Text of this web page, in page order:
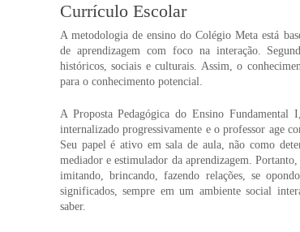
Currículo Escolar
A metodologia de ensino do Colégio Meta está
de aprendizagem com foco na interação.
históricos, sociais e culturais. Assim, o
para o conhecimento potencial.
A Proposta Pedagógica do Ensino
internalizado progressivamente e o professor age
Seu papel é ativo em sala de aula, não como
mediador e estimulador da aprendizagem.
imitando, brincando, fazendo relações, se
significados, sempre em um ambiente social
saber.